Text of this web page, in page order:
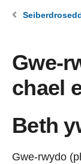
Gwe-
chael
Beth
Gwe-rwydo